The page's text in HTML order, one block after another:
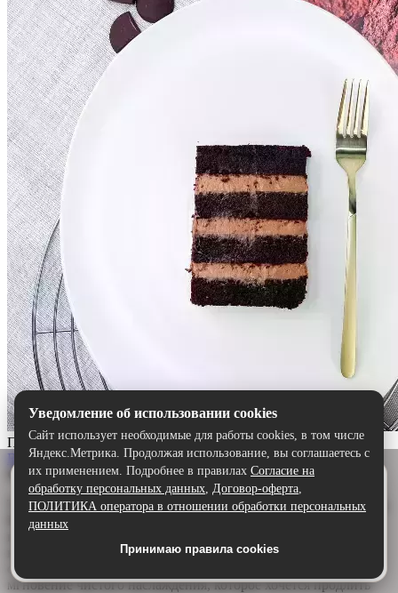
Прага
Выбрать
Описание:
Торт «Прага» — шоколадный шедевр для истинных гурманов.
Воздушный бисквит, щедро пропитанный ароматным
нежный сливочно-шоколадный крем обволакивает язык,
создавая идеальную гармонию. Каждый кусочек — это
мгновение чистого наслаждения, которое хочется продлить
Удобнее в приложении
Скачайте приложение — быстрее и комфортнее,
чем через сайт.
Скачать в Google Play
Уведомление об использовании cookies
Сайт использует необходимые для работы cookies, в том числе
Яндекс.Метрика. Продолжая использование, вы соглашаетесь с
их применением. Подробнее в правилах Согласие на
обработку персональных данных, Договор-оферта,
ПОЛИТИКА оператора в отношении обработки персональных
данных
Принимаю правила cookies